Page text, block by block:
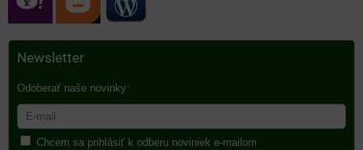
Newsletter
Odoberať naše novinky:
Chcem sa prihlásiť k odberu noviniek e-mailom